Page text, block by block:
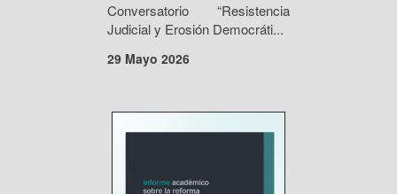
Conversatorio “Resistencia
Judicial y Erosión Democráti...
29 Mayo 2026